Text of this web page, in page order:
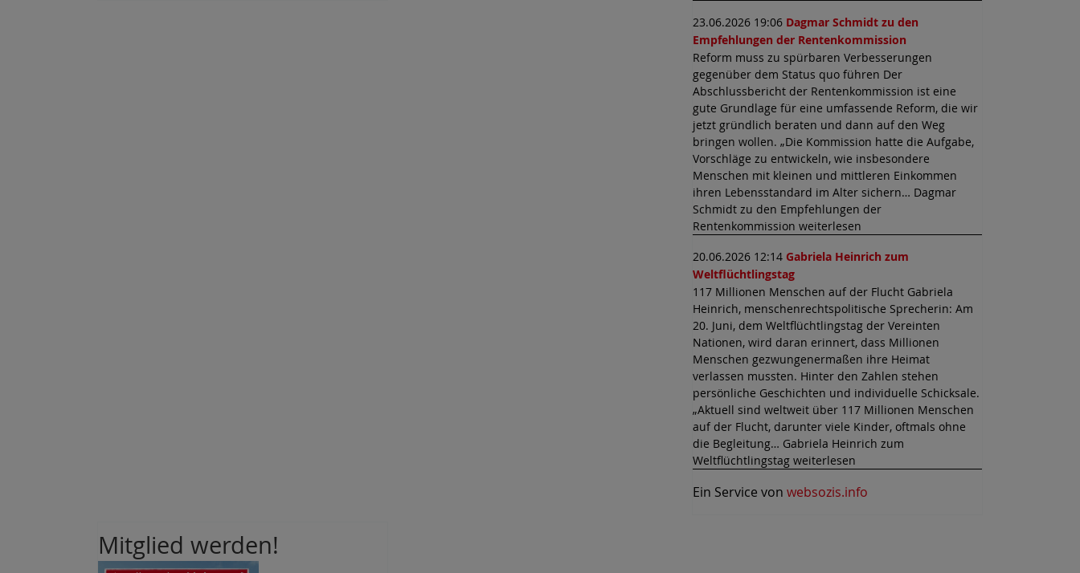
23.06.2026 19:06 Dagmar Schmidt zu den
Empfehlungen der Rentenkommission
Reform muss zu spürbaren Verbesserungen
gegenüber dem Status quo führen Der
Abschlussbericht der Rentenkommission ist eine
gute Grundlage für eine umfassende Reform, die wir
jetzt gründlich beraten und dann auf den Weg
bringen wollen. „Die Kommission hatte die Aufgabe,
Vorschläge zu entwickeln, wie insbesondere
Menschen mit kleinen und mittleren Einkommen
ihren Lebensstandard im Alter sichern… Dagmar
Schmidt zu den Empfehlungen der
Rentenkommission weiterlesen
20.06.2026 12:14 Gabriela Heinrich zum
Weltflüchtlingstag
117 Millionen Menschen auf der Flucht Gabriela
Heinrich, menschenrechtspolitische Sprecherin: Am
20. Juni, dem Weltflüchtlingstag der Vereinten
Nationen, wird daran erinnert, dass Millionen
Menschen gezwungenermaßen ihre Heimat
verlassen mussten. Hinter den Zahlen stehen
persönliche Geschichten und individuelle Schicksale.
„Aktuell sind weltweit über 117 Millionen Menschen
auf der Flucht, darunter viele Kinder, oftmals ohne
die Begleitung… Gabriela Heinrich zum
Weltflüchtlingstag weiterlesen
Ein Service von websozis.info
Mitglied werden!